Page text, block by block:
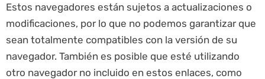
Estos navegadores están sujetos a actualizaciones o
modificaciones, por lo que no podemos garantizar que
sean totalmente compatibles con la versión de su
navegador. También es posible que esté utilizando
otro navegador no incluido en estos enlaces, como